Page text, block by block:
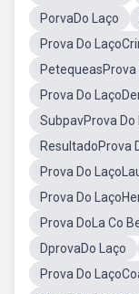
PorvaDo Laço
Prova Do
PetequeasProva
Prova Do
SubpavProva Do
ResultadoProva
Prova Do
Prova Do
Prova DoLa Co
DprovaDo Laço
Prova Do